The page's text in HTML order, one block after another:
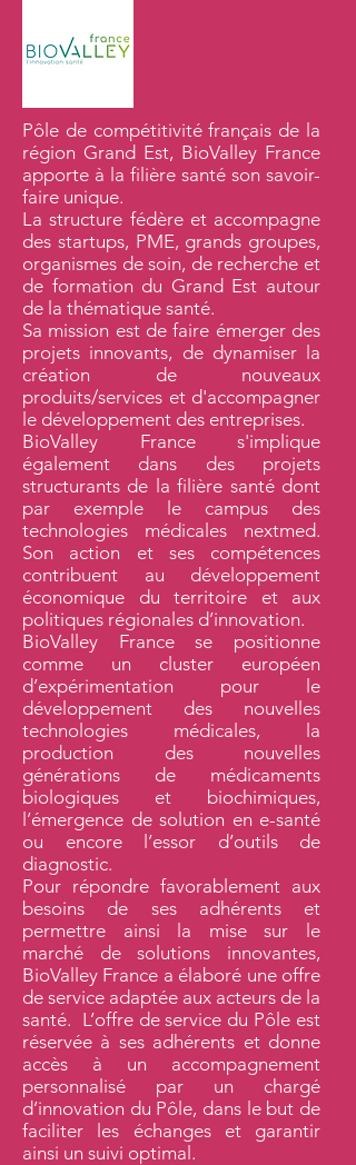
Pôle de compétitivité français de la
région Grand Est, BioValley France
apporte à la filière santé son savoir-
faire unique.
La structure fédère et accompagne
des startups, PME, grands groupes,
organismes de soin, de recherche et
de formation du Grand Est autour
de la thématique santé.
Sa mission est de faire émerger des
projets innovants, de dynamiser la
création de nouveaux
produits/services et d'accompagner
le développement des entreprises.
BioValley France s'implique
également dans des projets
structurants de la filière santé dont
par exemple le campus des
technologies médicales nextmed.
Son action et ses compétences
contribuent au développement
économique du territoire et aux
politiques régionales d’innovation.
BioValley France se positionne
comme un cluster européen
d’expérimentation pour le
développement des nouvelles
technologies médicales, la
production des nouvelles
générations de médicaments
biologiques et biochimiques,
l’émergence de solution en e-santé
ou encore l’essor d’outils de
diagnostic.
Pour répondre favorablement aux
besoins de ses adhérents et
permettre ainsi la mise sur le
marché de solutions innovantes,
BioValley France a élaboré une offre
de service adaptée aux acteurs de la
santé. L’offre de service du Pôle est
réservée à ses adhérents et donne
accès à un accompagnement
personnalisé par un chargé
d’innovation du Pôle, dans le but de
faciliter les échanges et garantir
ainsi un suivi optimal.